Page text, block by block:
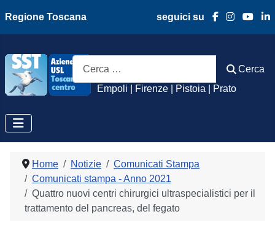
Regione Toscana seguici su
Azienda Usl
Empoli | Firenze | Pistoia | Prato
Cerca
Cerca
Home Notizie
Comunicati Stampa
Comunicati stampa - Anno 2021
Quattro nuovi centri chirurgici ultraspecialistici per il
trattamento del pancreas, del fegato